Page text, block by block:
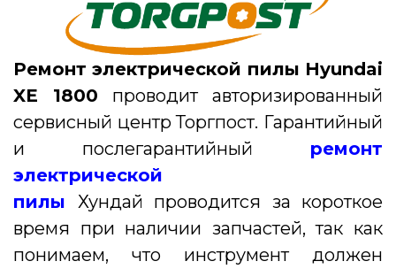
Ремонт электрической пилы Hyundai
XE 1800 проводит авторизированный
сервисный центр Торгпост. Гарантийный
и послегарантийный ремонт
электрической
пилы
Хундай проводится за короткое
время при наличии запчастей, так как
понимаем, что инструмент должен